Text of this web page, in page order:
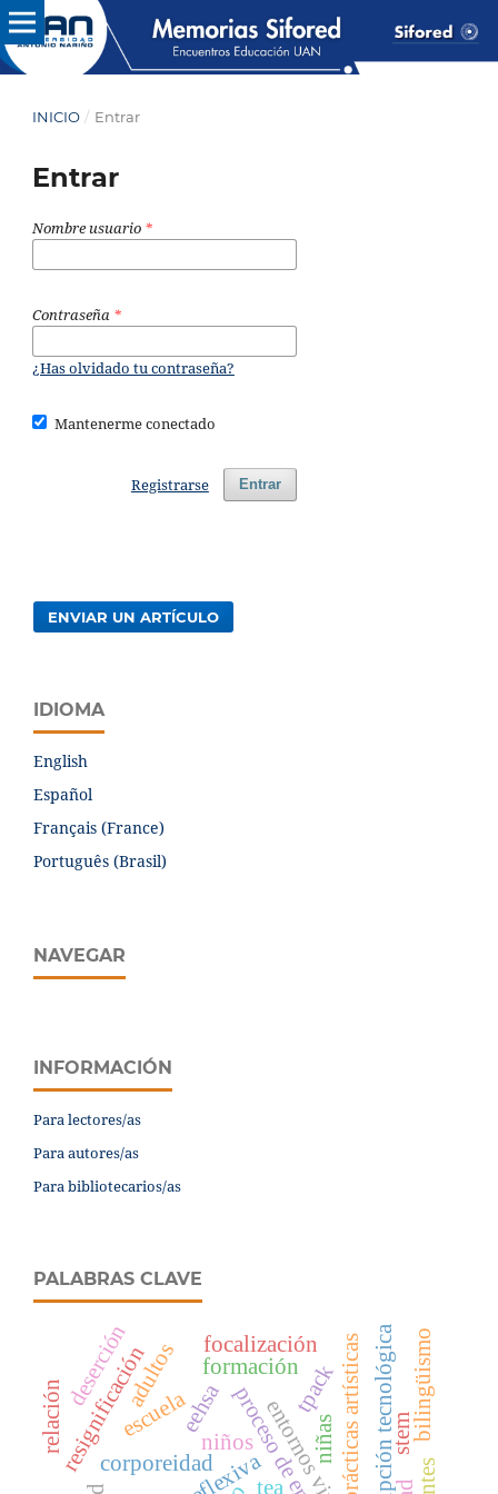
INICIO / Entrar
Entrar
Nombre usuario *
Contraseña *
¿Has olvidado tu contraseña?
Mantenerme conectado
Entrar
Registrarse
ENVIAR UN ARTÍCULO
IDIOMA
English
Español
Français (France)
Português (Brasil)
NAVEGAR
INFORMACIÓN
Para lectores/as
Para autores/as
Para bibliotecarios/as
PALABRAS CLAVE
escuela disrupción tecnológica
prácticas artísticas
niños
corporeidad
resignificación formación
niñas stem
adultos
deserción focalización bilingüismo
eehsa
tea
relación tpack